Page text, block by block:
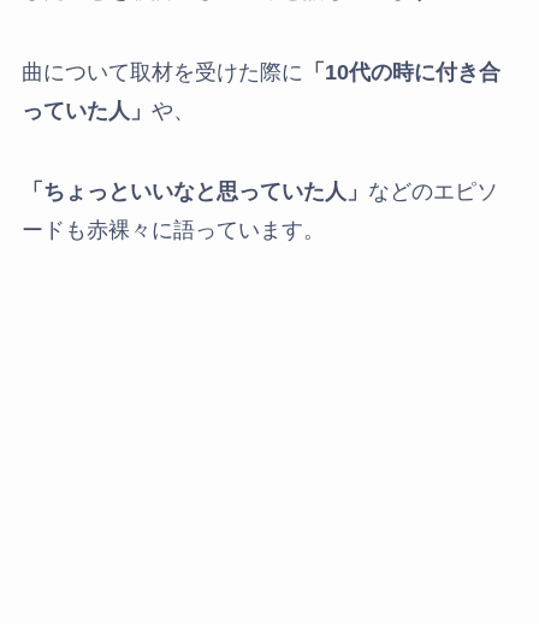
曲について取材を受けた際に 「10代の時に付き合
っていた人」 や、
「ちょっといいなと思っていた人」 などのエピソ
ードも赤裸々に語っています。